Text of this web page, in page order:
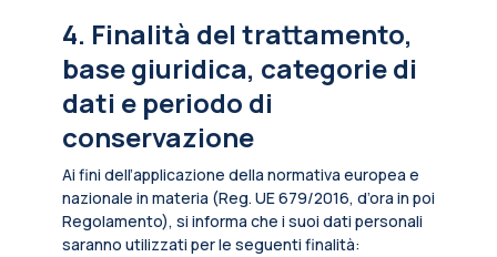
4. Finalità del trattamento,
base giuridica, categorie di
dati e periodo di
conservazione
Ai fini dell’applicazione della normativa europea e
nazionale in materia (Reg. UE 679/2016, d’ora in poi
Regolamento), si informa che i suoi dati personali
saranno utilizzati per le seguenti finalità: